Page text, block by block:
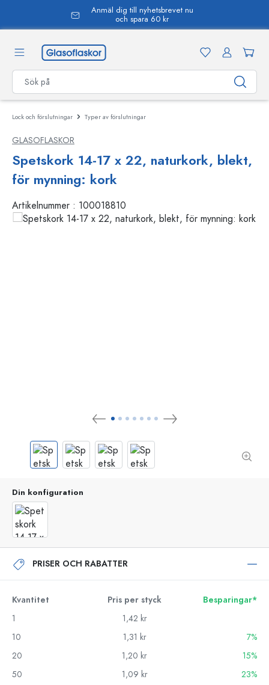
Anmäl dig till nyhetsbrevet nu
och spara 60 kr
Lock och förslutningar Typer av förslutningar
GLASOFLASKOR
Spetskork 14-17 x 22, naturkork, blekt,
för mynning: kork
Artikelnummer : 100018810
Din konfiguration
PRISER OCH RABATTER
Kvantitet Pris per styck
Besparingar*
1
1,42 kr
10
1,31 kr
7%
20
1,20 kr
15%
50
1,09 kr
23%